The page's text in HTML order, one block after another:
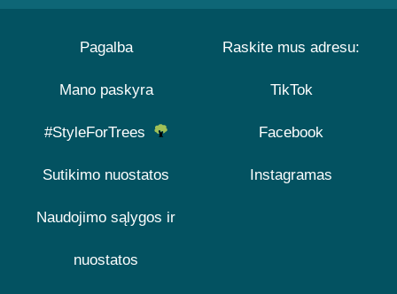
Pagalba
Mano paskyra
#StyleForTrees
Sutikimo nuostatos
Naudojimo sąlygos ir
nuostatos
Raskite mus adresu:
TikTok
Facebook
Instagramas